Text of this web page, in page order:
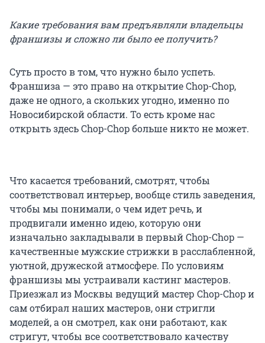
Какие требования вам предъявляли владельцы
франшизы и сложно ли было ее получить?
Суть просто в том, что нужно было успеть.
Франшиза — это право на открытие Chop-Chop,
даже не одного, а скольких угодно, именно по
Новосибирской области. То есть кроме нас
открыть здесь Chop-Chop больше никто не может.
Что касается требований, смотрят, чтобы
соответствовал интерьер, вообще стиль заведения,
чтобы мы понимали, о чем идет речь, и
продвигали именно идею, которую они
изначально закладывали в первый Chop-Chop —
качественные мужские стрижки в расслабленной,
уютной, дружеской атмосфере. По условиям
франшизы мы устраивали кастинг мастеров.
Приезжал из Москвы ведущий мастер Chop-Chop и
сам отбирал наших мастеров, они стригли
моделей, а он смотрел, как они работают, как
стригут, чтобы все соответствовало качеству